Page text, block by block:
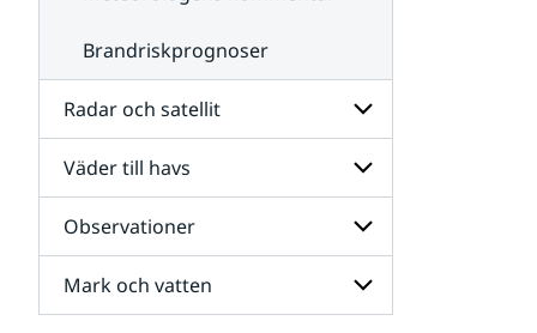
Brandriskprognoser
Radar och satellit
Undersidor
för
Radar
och
satellit
Väder till havs
Undersidor
för
Väder
till
havs
Observationer
Undersidor
för
Mark och vatten